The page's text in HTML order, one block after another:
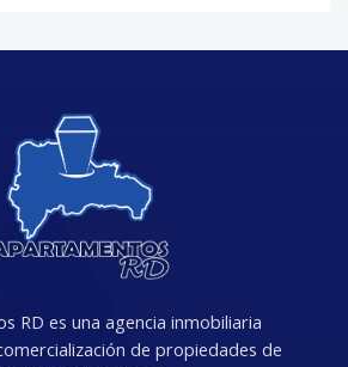
RD es una agencia inmobiliaria
de propiedades de